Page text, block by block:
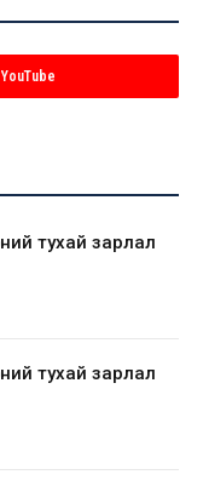
YouTube
тухай зарлал
тухай зарлал